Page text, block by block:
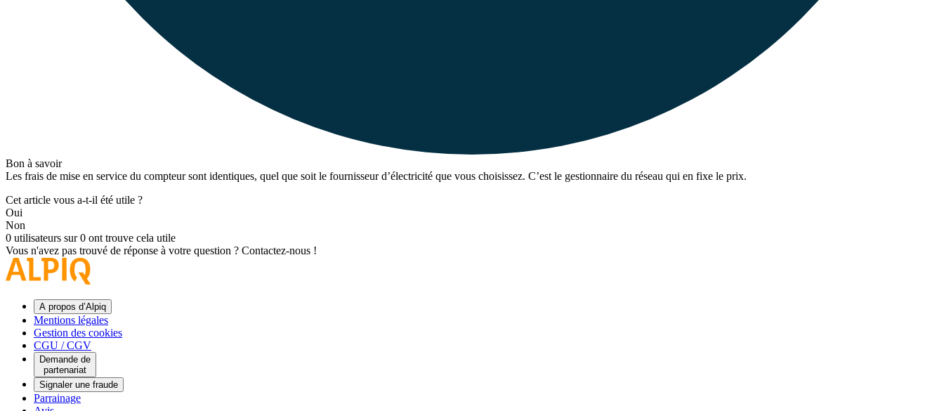
Bon à savoir
Les frais de mise en service du compteur sont identiques, quel que soit le fournisseur d’électricité que vous choisissez. C’est le gestionnaire du réseau qui en fixe le prix.
Cet article vous a-t-il été utile ?
Oui
Non
0 utilisateurs sur 0 ont trouve cela utile
Vous n'avez pas trouvé de réponse à votre question ? Contactez-nous !
A propos d’Alpiq
Mentions légales
Gestion des cookies
CGU / CGV
Demande de
partenariat
Signaler une fraude
Parrainage